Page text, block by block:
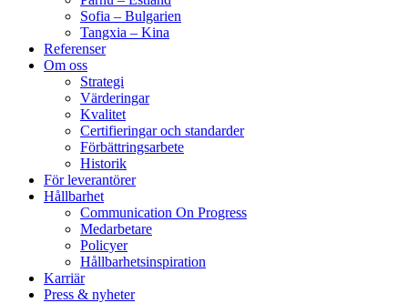
Sofia – Bulgarien
Tangxia – Kina
Referenser
Om oss
Strategi
Värderingar
Kvalitet
Certifieringar och standarder
Förbättringsarbete
Historik
För leverantörer
Hållbarhet
Communication On Progress
Medarbetare
Policyer
Hållbarhetsinspiration
Karriär
Press & nyheter